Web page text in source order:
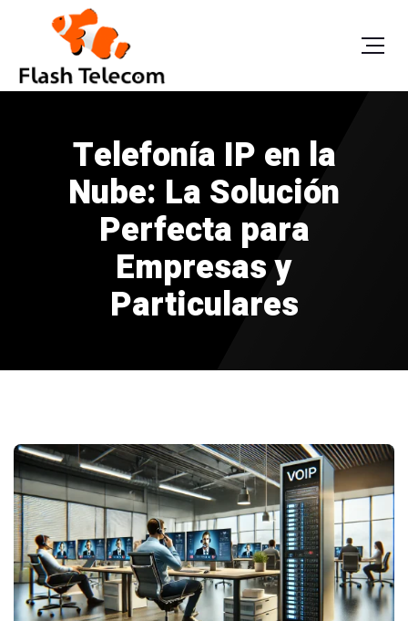
Telefonía IP en la
Nube: La Solución
Perfecta para
Empresas y
Particulares